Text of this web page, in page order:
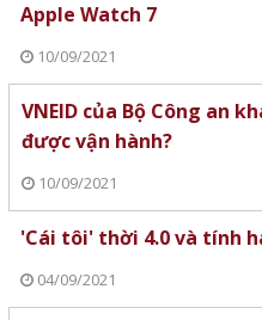
Apple Watch 7
10/09/2021
VNEID của Bộ Công an
được vận hành?
10/09/2021
'Cái tôi' thời 4.0 và tính
04/09/2021